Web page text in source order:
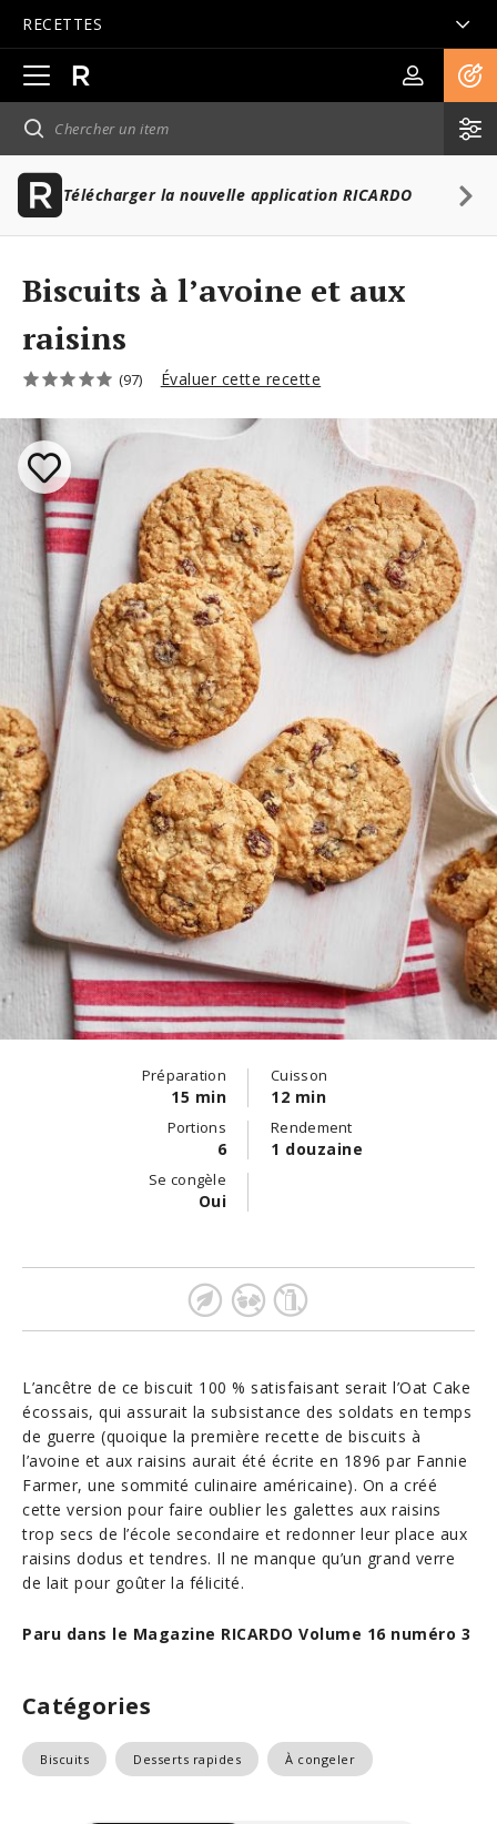
RECETTES
Ouvrir
la
navigation
principale
Télécharger la nouvelle application RICARDO
Biscuits à l’avoine et aux
raisins
(97) Évaluer cette recette
Préparation
15 min
Cuisson
12 min
Portions
6
Rendement
1 douzaine
Se congèle
Oui
L’ancêtre de ce biscuit 100 % satisfaisant serait l’Oat Cake
écossais, qui assurait la subsistance des soldats en temps
de guerre (quoique la première recette de biscuits à
l’avoine et aux raisins aurait été écrite en 1896 par Fannie
Farmer, une sommité culinaire américaine). On a créé
cette version pour faire oublier les galettes aux raisins
trop secs de l’école secondaire et redonner leur place aux
raisins dodus et tendres. Il ne manque qu’un grand verre
de lait pour goûter la félicité.
Paru dans le Magazine RICARDO Volume 16 numéro 3
Catégories
Biscuits Desserts rapides À congeler